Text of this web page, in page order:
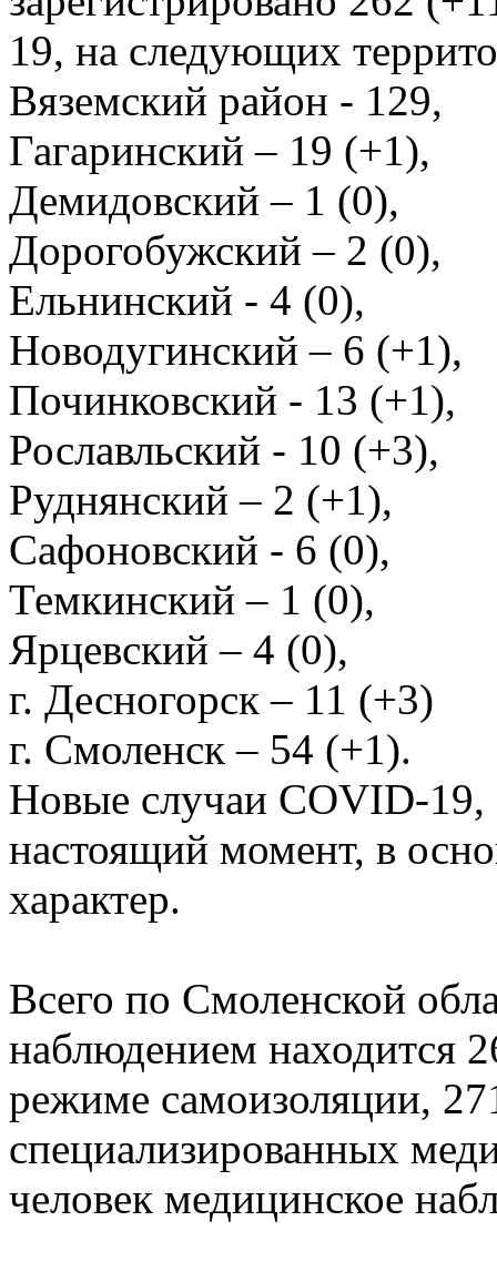
19, на следующих
Вяземский район - 129,
Гагаринский – 19 (+1),
Демидовский – 1 (0),
Дорогобужский – 2 (0),
Ельнинский - 4 (0),
Новодугинский – 6 (+1),
Починковский - 13 (+1),
Рославльский - 10 (+3),
Руднянский – 2 (+1),
Сафоновский - 6 (0),
Темкинский – 1 (0),
Ярцевский – 4 (0),
г. Десногорск – 11 (+3)
г. Смоленск – 54 (+1).
Новые случаи COVID-19,
настоящий момент, в
характер.
Всего по Смоленской
наблюдением находится
режиме самоизоляции,
специализированных
человек медицинское